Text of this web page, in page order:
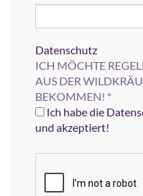
Datenschutz
ICH MÖCHTE
AUS DER
BEKOMMEN! *
Ich habe die
und akzeptiert!